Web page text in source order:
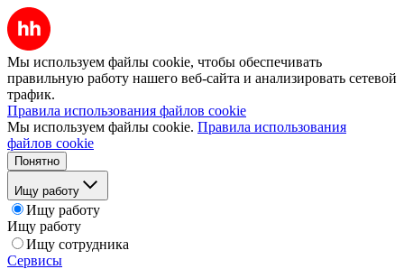
Мы используем файлы cookie, чтобы обеспечивать
правильную работу нашего веб-сайта и анализировать сетевой
трафик.
Правила использования файлов cookie
Мы используем файлы cookie. Правила использования
файлов cookie
Понятно
Ищу работу
Ищу работу
Ищу работу
Ищу сотрудника
Сервисы